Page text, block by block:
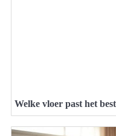
Welke vloer past het